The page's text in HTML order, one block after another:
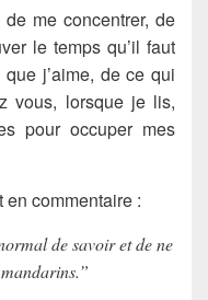
me concentrer, de
le temps qu’il faut
j’aime, de ce qui
vous, lorsque je lis,
pour occuper mes
en commentaire :
de savoir et de ne